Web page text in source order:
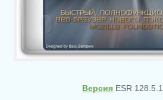
Версия ESR 128.5.1